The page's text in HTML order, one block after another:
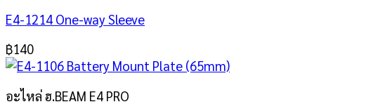
E4-1214 One-way Sleeve
฿140
อะไหล่ ฮ.BEAM E4 PRO